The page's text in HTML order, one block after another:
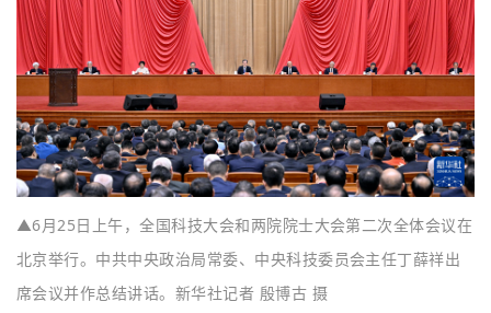
▲6月25日上午，全国科技大会和两院院士大会第二次全体会议在
北京举行。中共中央政治局常委、中央科技委员会主任丁薛祥出
席会议并作总结讲话。新华社记者 殷博古 摄